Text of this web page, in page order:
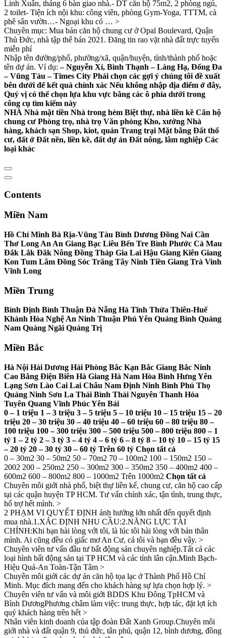
Linh Xuân, tháng 6 bàn giao nhà.- DT căn hộ 75m2, 2 phòng ngủ,
2 toilet- Tiện ích nội khu: công viên, phòng Gym-Yoga, TTTM, cà
phê sân vườn…- Ngoại khu có … >
Chuyên mục: Mua bán căn hộ chung cư ở Opal Boulevard, Quận
Thủ Đức, nhà tập thể bán 2021. Đăng tin rao vặt nhà đất trực tuyến
miễn phí
Nhập tên đường/phố, phường/xã, quận/huyện, tỉnh/thành phố hoặc
tên dự án. Ví dụ:– Nguyễn Xí, Bình Thạnh – Láng Hạ, Đống Đa
– Vũng Tàu – Times City Phải chọn các gợi ý chúng tôi đề xuất
bên dưới để kết quả chính xác Nếu không nhập địa điểm ở đây,
Quý vị có thể chọn lựa khu vực bằng các ô phía dưới trong
công cụ tìm kiếm này
NHÀ Nhà mặt tiền Nhà trong hẻm Biệt thự, nhà liền kề Căn hộ
chung cư Phòng trọ, nhà trọ Văn phòng Kho, xưởng Nhà
hàng, khách sạn Shop, kiot, quán Trang trại Mặt bằng Đất thổ
cư, đất ở Đất nền, liền kề, đất dự án Đất nông, lâm nghiệp Các
loại khác
Contents
Miền Nam
Hồ Chí Minh Bà Rịa-Vũng Tàu Bình Dương Đồng Nai Cần
Thơ Long An An Giang Bạc Liêu Bến Tre Bình Phước Cà Mau
Đắk Lắk Đăk Nông Đồng Tháp Gia Lai Hậu Giang Kiên Giang
Kon Tum Lâm Đồng Sóc Trăng Tây Ninh Tiền Giang Trà Vinh
Vĩnh Long
Miền Trung
Bình Định Bình Thuận Đà Nẵng Hà Tĩnh Thừa Thiên-Huế
Khánh Hòa Nghệ An Ninh Thuận Phú Yên Quảng Bình Quảng
Nam Quảng Ngãi Quảng Trị
Miền Bắc
Hà Nội Hải Dương Hải Phòng Bắc Kạn Bắc Giang Bắc Ninh
Cao Bằng Điện Biên Hà Giang Hà Nam Hòa Bình Hưng Yên
Lạng Sơn Lào Cai Lai Châu Nam Định Ninh Bình Phú Thọ
Quảng Ninh Sơn La Thái Bình Thái Nguyên Thanh Hóa
Tuyên Quang Vĩnh Phúc Yên Bái
0 – 1 triệu 1 – 3 triệu 3 – 5 triệu 5 – 10 triệu 10 – 15 triệu 15 – 20
triệu 20 – 30 triệu 30 – 40 triệu 40 – 60 triệu 60 – 80 triệu 80 –
100 triệu 100 – 300 triệu 300 – 500 triệu 500 – 800 triệu 800 – 1
tỷ 1 – 2 tỷ 2 – 3 tỷ 3 – 4 tỷ 4 – 6 tỷ 6 – 8 tỷ 8 – 10 tỷ 10 – 15 tỷ 15
– 20 tỷ 20 – 30 tỷ 30 – 60 tỷ Trên 60 tỷ Chọn tất cả
0 – 30m2 30 – 50m2 50 – 70m2 70 – 100m2 100 – 150m2 150 –
2002 200 – 250m2 250 – 300m2 300 – 350m2 350 – 400m2 400 –
600m2 600 – 800m2 800 – 1000m2 Trên 1000m2 Chọn tất cả
Chuyên môi giới nhà phố, biệt thự liền kế, chung cư, căn hộ cao cấp
tại các quận huyện TP HCM. Tư vấn chính xác, tận tình, trung thực,
hổ trợ hết mình. >
2 PHẠM VI QUYẾT ĐỊNH ảnh hưởng lớn nhất đến quyết định
mua nhà.1.XÁC ĐỊNH NHU CẦU:2.NĂNG LỰC TÀI
CHÍNH:Khi bạn hài lòng với tôi, là lúc tôi hài lòng với bản thân
mình. Ai cũng đều có giấc mơ An Cư, cả tôi và bạn đều vậy. >
Chuyên viên tư vấn đầu tư bất động sản chuyên nghiệp.Tất cả các
loại hình bất động sản tại TP HCM và các tỉnh lân cận.Minh Bạch-
Hiệu Quả-An Toàn-Tận Tâm >
Chuyên môi giới các dự án căn hộ tọa lạc ở Thành Phố Hồ Chí
Minh. Mục đích mang đến cho khách hàng sự lựa chọn hợp lý. >
Chuyên viên tư vấn và môi giới BDDS Khu Đông TpHCM và
Bình DươngPhương châm làm việc: trung thực, hợp tác, đặt lợi ích
quý khách hàng trên hết >
Nhân viên kinh doanh của tập đoàn Đất Xanh Group.Chuyên môi
giới nhà và đất quận 9, thủ đức, tân phú, quận 12, bình dương, đồng